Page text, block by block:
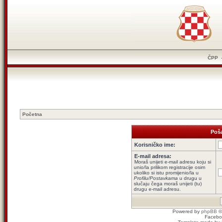
ČPP
Početna
Korisničko ime:
E-mail adresa:
Moraš unijeti e-mail adresu koju si
unio/la prilikom registracije osim
ukoliko si istu promijenio/la u
Profilu/Postavkama u drugu u
slučaju čega moraš unijeti (tu)
drugu e-mail adresu.
Powered by phpBB